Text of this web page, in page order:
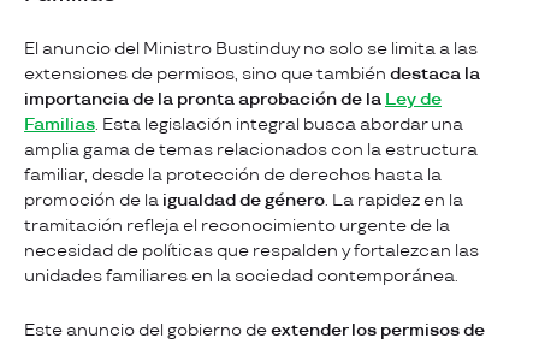
El anuncio del Ministro Bustinduy no solo se limita a las
extensiones de permisos, sino que también destaca la
importancia de la pronta aprobación de la Ley de
Familias. Esta legislación integral busca abordar una
amplia gama de temas relacionados con la estructura
familiar, desde la protección de derechos hasta la
promoción de la igualdad de género. La rapidez en la
tramitación refleja el reconocimiento urgente de la
necesidad de políticas que respalden y fortalezcan las
unidades familiares en la sociedad contemporánea.
Este anuncio del gobierno deextender los permisos de